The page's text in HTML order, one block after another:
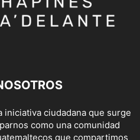
iniciativa ciudadana que surge
como una comunidad
que compartimos